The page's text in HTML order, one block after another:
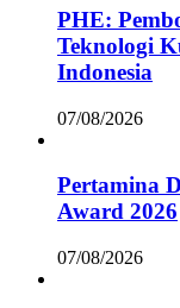
PHE:
Teknologi
Indonesia
07/08/2026
Pertamina
Award 2026
07/08/2026